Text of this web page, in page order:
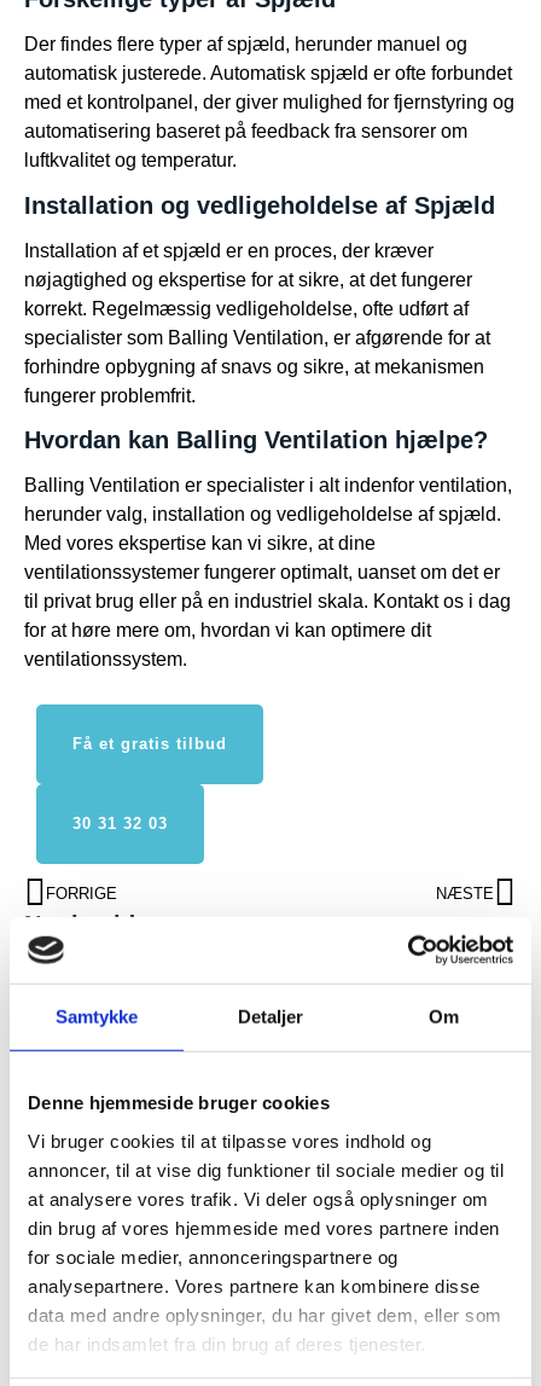
Samtykke Detaljer Om
Denne hjemmeside bruger cookies
Vi bruger cookies til at tilpasse vores indhold og
annoncer, til at vise dig funktioner til sociale medier og til
at analysere vores trafik. Vi deler også oplysninger om
din brug af vores hjemmeside med vores partnere inden
for sociale medier, annonceringspartnere og
analysepartnere. Vores partnere kan kombinere disse
data med andre oplysninger, du har givet dem, eller som
de har indsamlet fra din brug af deres tjenester.
Der findes flere typer af spjæld, herunder manuel og
automatisk justerede. Automatisk spjæld er ofte forbundet
med et kontrolpanel, der giver mulighed for fjernstyring og
automatisering baseret på feedback fra sensorer om
luftkvalitet og temperatur.
Installation og vedligeholdelse af Spjæld
Installation af et spjæld er en proces, der kræver
nøjagtighed og ekspertise for at sikre, at det fungerer
korrekt. Regelmæssig vedligeholdelse, ofte udført af
specialister som Balling Ventilation, er afgørende for at
forhindre opbygning af snavs og sikre, at mekanismen
fungerer problemfrit.
Hvordan kan Balling Ventilation hjælpe?
Balling Ventilation er specialister i alt indenfor ventilation,
herunder valg, installation og vedligeholdelse af spjæld.
Med vores ekspertise kan vi sikre, at dine
ventilationssystemer fungerer optimalt, uanset om det er
til privat brug eller på en industriel skala. Kontakt os i dag
for at høre mere om, hvordan vi kan optimere dit
ventilationssystem.
Få et gratis tilbud
30 31 32 03
FORRIGE NÆSTE
Nyttig viden
Montering af ventilationsanlæg
Aabenraa med priser
sund ventilation
Hvilket netværk bruger Duka og
hvilken styring er bedst
Montering af ventilationsanlæg
Kolding med rådgivning